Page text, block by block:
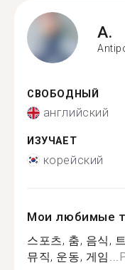
A.
СВОБОДНЫЙ
английский
ИЗУЧАЕТ
корейский
Мои любимые
스포츠, 춤, 음식,
뮤직, 운동, 게임...